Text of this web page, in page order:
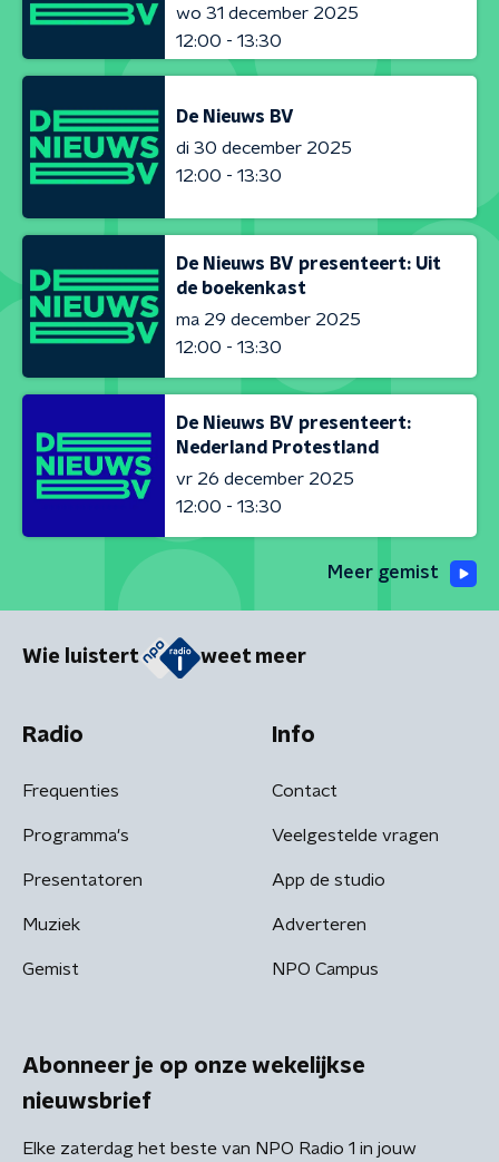
wo 31 december 2025
12:00 - 13:30
De Nieuws BV
di 30 december 2025
12:00 - 13:30
De Nieuws BV presenteert: Uit
de boekenkast
ma 29 december 2025
12:00 - 13:30
De Nieuws BV presenteert:
Nederland Protestland
vr 26 december 2025
12:00 - 13:30
Meer gemist
Wie luistert weet meer
Radio
Frequenties
Programma's
Presentatoren
Muziek
Gemist
Info
Contact
Veelgestelde vragen
App de studio
Adverteren
NPO Campus
Abonneer je op onze wekelijkse
nieuwsbrief
Elke zaterdag het beste van NPO Radio 1 in jouw